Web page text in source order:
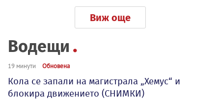
Виж още
Водещи
19 минути Обновена
Кола се запали на магистрала „Хемус“ и
блокира движението (СНИМКИ)